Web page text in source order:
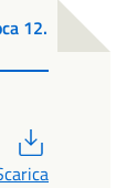
12.